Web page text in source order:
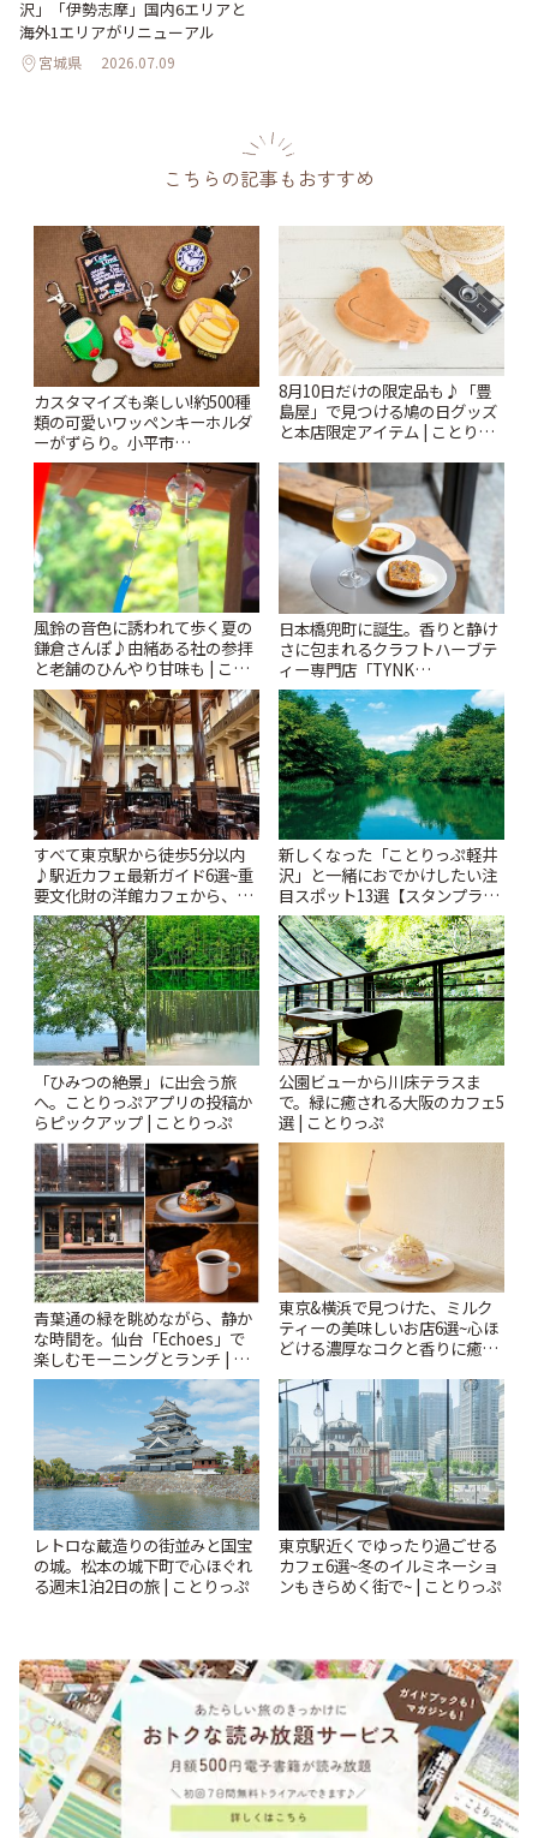
沢」「伊勢志摩」国内6エリアと
海外1エリアがリニューアル
宮城県 2026.07.09
こちらの記事もおすすめ
カスタマイズも楽しい!約500種
類の可愛いワッペンキーホルダ
ーがずらり。小平市
「Kimamaya T&K」 | ことりっ
ぷ
8月10日だけの限定品も♪「豊
島屋」で見つける鳩の日グッズ
と本店限定アイテム | ことりっ
風鈴の音色に誘われて歩く夏の
鎌倉さんぽ♪由緒ある社の参拝
と老舗のひんやり甘味も | こと
りっぷ
日本橋兜町に誕生。香りと静け
さに包まれるクラフトハーブテ
ィー専門店「TYNK
Kabutocho」 | ことりっぷ
すべて東京駅から徒歩5分以内
♪駅近カフェ最新ガイド6選~重
要文化財の洋館カフェから、改
札すぐのレトロ喫茶まで~ | こと
りっぷ
新しくなった「ことりっぷ軽井
沢」と一緒におでかけしたい注
目スポット13選【スタンプラリ
ー開催中】 | ことりっぷ
「ひみつの絶景」に出会う旅
へ。ことりっぷアプリの投稿か
らピックアップ | ことりっぷ
公園ビューから川床テラスま
で。緑に癒される大阪のカフェ5
選 | ことりっぷ
青葉通の緑を眺めながら、静か
な時間を。仙台「Echoes」で
楽しむモーニングとランチ | こ
とりっぷ
東京&横浜で見つけた、ミルク
ティーの美味しいお店6選~心ほ
どける濃厚なコクと香りに癒や
ぷ
レトロな蔵造りの街並みと国宝
の城。松本の城下町で心ほぐれ
る週末1泊2日の旅 | ことりっぷ
東京駅近くでゆったり過ごせる
カフェ6選~冬のイルミネーショ
ンもきらめく街で~ | ことりっぷ